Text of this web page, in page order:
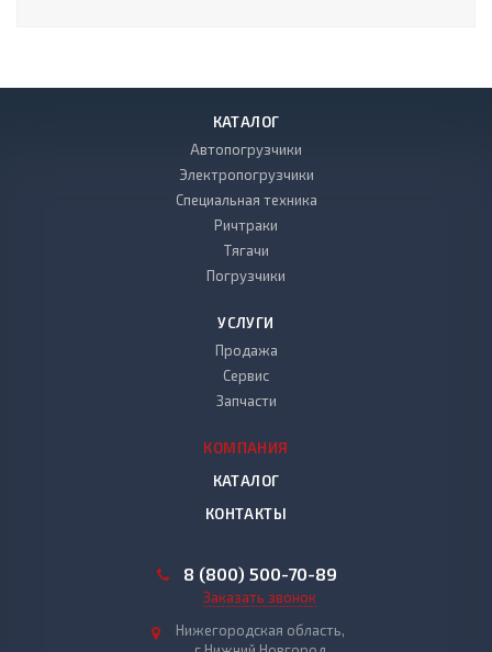
КАТАЛОГ
Автопогрузчики
Электропогрузчики
Специальная техника
Ричтраки
Тягачи
Погрузчики
УСЛУГИ
Продажа
Сервис
Запчасти
КОМПАНИЯ
КАТАЛОГ
КОНТАКТЫ
8 (800) 500-70-89
Заказать звонок
Нижегородская область,